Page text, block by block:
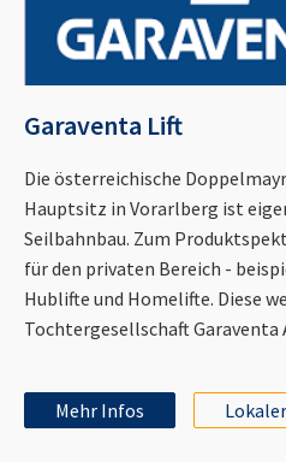
Garaventa Lift
Die österreichische
Hauptsitz in Vorarlberg ist
Seilbahnbau. Zum
für den privaten Bereich -
Hublifte und Homelifte. Diese
Tochtergesellschaft Garaventa
Mehr Infos